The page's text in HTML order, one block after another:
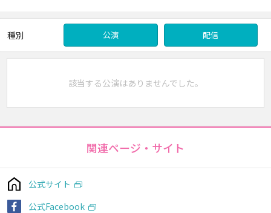
種別 公演 配信
該当する公演はありませんでした。
関連ページ・サイト
公式サイト
公式Facebook